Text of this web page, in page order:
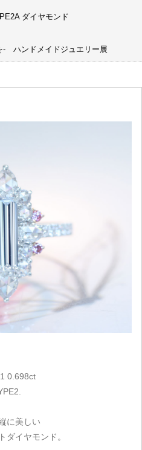
ダイヤモンド
- ハンドメイドジュエリー展
0.698ct
に美しい
ダイヤモンド。